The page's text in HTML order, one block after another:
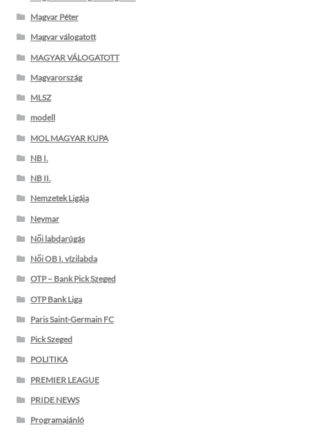
Magyar Péter
Magyar válogatott
MAGYAR VÁLOGATOTT
Magyarország
MLSZ
modell
MOL MAGYAR KUPA
NB I.
NB II.
Nemzetek Ligája
Neymar
Női labdarúgás
Női OB I. vízilabda
OTP – Bank Pick Szeged
OTP Bank Liga
Paris Saint-Germain FC
Pick Szeged
POLITIKA
PREMIER LEAGUE
PRIDE NEWS
Programajánló